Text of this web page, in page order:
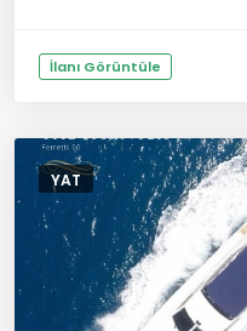
İlanı Görüntüle
YAT